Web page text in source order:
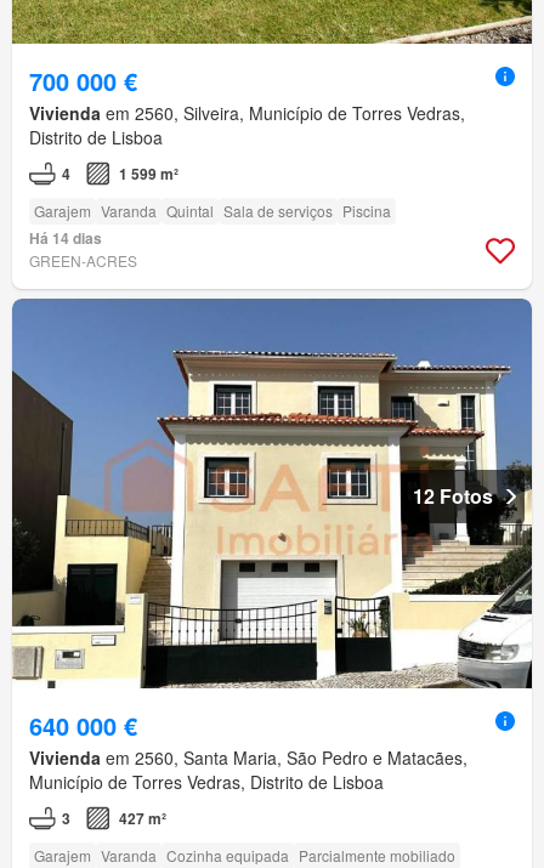
700 000 €
Vivienda em 2560, Silveira, Município de Torres Vedras,
Distrito de Lisboa
4 1 599 m²
Garajem Varanda Quintal Sala de serviços Piscina
Há 14 dias
GREEN-ACRES
12 Fotos
640 000 €
Vivienda em 2560, Santa Maria, São Pedro e Matacães,
Município de Torres Vedras, Distrito de Lisboa
3 427 m²
Garajem Varanda Cozinha equipada Parcialmente mobiliado